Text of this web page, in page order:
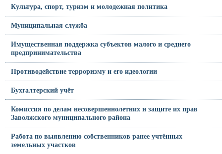
Культура, спорт, туризм и молодежная политика
Муниципальная служба
Имущественная поддержка субъектов малого и среднего
предпринимательства
Противодействие терроризму и его идеологии
Бухгалтерский учёт
Комиссия по делам несовершеннолетних и защите их прав
Заволжского муниципального района
Работа по выявлению собственников ранее учтённых
земельных участков